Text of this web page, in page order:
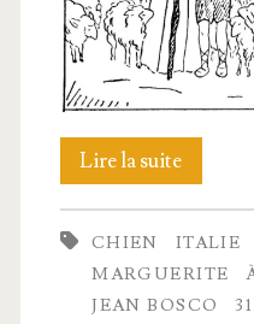
Lire la suiteSaint
Jean
CHIEN ITALIE
MARGUERITE
JEAN BOSCO